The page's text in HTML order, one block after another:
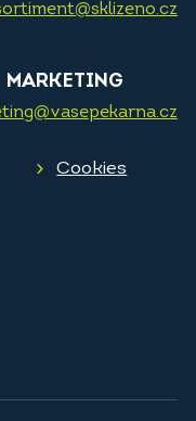
MARKETING
Cookies